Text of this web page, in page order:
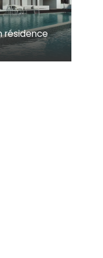
résidence